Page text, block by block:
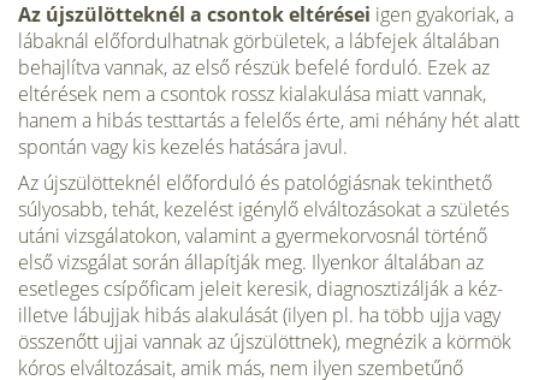
Az újszülötteknél a csontok eltérései igen gyakoriak, a
lábaknál előfordulhatnak görbü­letek, a lábfejek általában
behajlítva vannak, az első részük befelé forduló. Ezek az
eltérések nem a csontok rossz kialakulása miatt vannak,
hanem a hibás testtartás a felelős érte, ami néhány hét alatt
spontán vagy kis kezelés hatására javul.
Az újszülötteknél előforduló és patológiásnak tekinthető
súlyosabb, tehát, kezelést igénylő elváltozásokat a születés
utáni vizsgálatokon, valamint a gyermekorvosnál történő
első vizsgálat során állapítják meg. Ilyenkor általában az
esetleges csípőficam jeleit keresik, diagnosztizálják a kéz-
illetve lábujjak hibás alakulását (ilyen pl. ha több ujja vagy
összenőtt ujjai vannak az újszülöttnek), megnézik a körmök
kóros elváltozásait, amik más, nem ilyen szembetűnő